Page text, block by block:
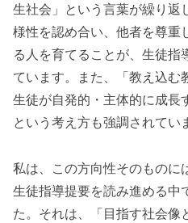
生社会」という言葉が繰り返
様性を認め合い、他者を尊重
る人を育てることが、生徒
ています。また、「教え込む
生徒が自発的・主体的に成長
という考え方も強調されてい
私は、この方向性そのものに
生徒指導提要を読み進める中
た。それは、「目指す社会像